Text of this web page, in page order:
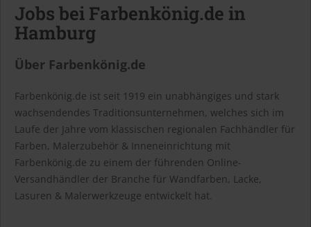
Jobs bei Farbenkönig.de in
Hamburg
Über Farbenkönig.de
Farbenkönig.de ist seit 1919 ein unabhängiges und stark
wachsendendes Traditionsunternehmen, welches sich im
Laufe der Jahre vom klassischen regionalen Fachhändler für
Farben, Malerzubehör & Inneneinrichtung mit
Farbenkönig.de zu einem der führenden Online-
Versandhändler der Branche für Wandfarben, Lacke,
Lasuren & Malerwerkzeuge entwickelt hat.